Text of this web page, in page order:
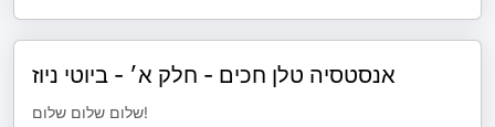
אנסטסיה טלן חכים - חלק א׳ - ביוטי ניוז
שלום שלום שלום!